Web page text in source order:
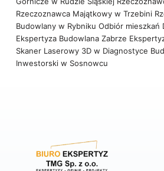
Rzeczoznawca Majątkowy w Trzebini
Budowlany w Rybniku Odbiór mieszkań
Ekspertyza Budowlana Zabrze
Skaner Laserowy 3D w Diagnostyce
Inwestorski w Sosnowcu